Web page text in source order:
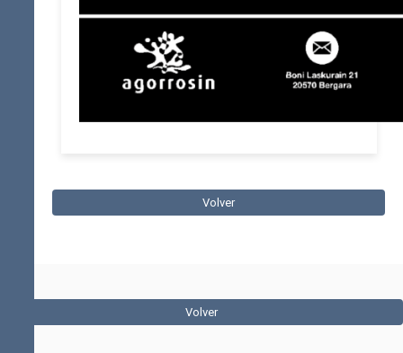
Volver
Volver